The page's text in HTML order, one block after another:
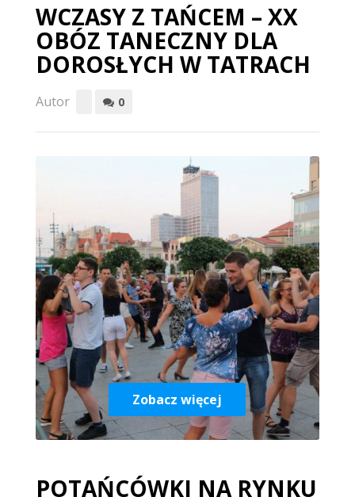
WCZASY Z TAŃCEM – XX
OBÓZ TANECZNY DLA
DOROSŁYCH W TATRACH
Autor 0
Zobacz więcej
POTAŃCÓWKI NA RYNKU